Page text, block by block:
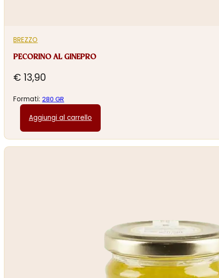
BREZZO
PECORINO AL GINEPRO
€ 13,90
Formati:280 GR
Aggiungi al carrello